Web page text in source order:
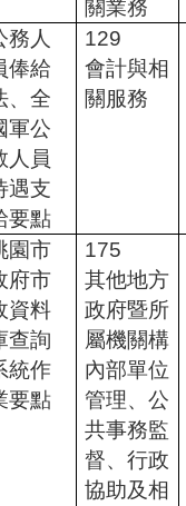
關業務
務人
俸給
、全
軍公
人員
遇支
要點
129
會計與相
關服務
園市
府市
資料
查詢
統作
要點
175
其他地方
政府暨所
屬機關構
內部單位
管理、公
共事務監
督、行政
協助及相